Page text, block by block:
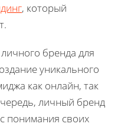
, который
бренда для
уникального
как онлайн, так
личный бренд
понимания своих